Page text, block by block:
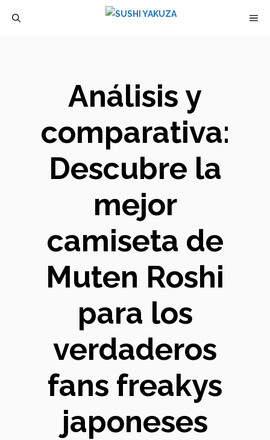
Análisis y
comparativa:
Descubre la
mejor
camiseta de
Muten Roshi
para los
verdaderos
fans freakys
japoneses